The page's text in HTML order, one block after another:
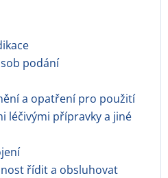
podání
a opatření pro použití
léčivými přípravky a jiné
řídit a obsluhovat